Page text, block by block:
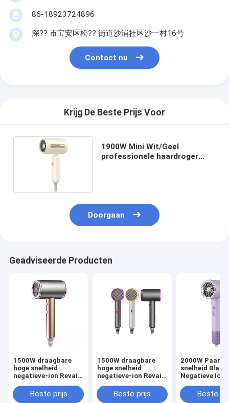
86-18923724896
深?? 市宝安区松?? 街道沙浦社区沙一村16号
Contact nu
Krijg De Beste Prijs Voor
1900W Mini Wit/Geel
professionele haardroger
Doorgaan
Geadviseerde Producten
1500W draagbare
hoge snelheid
negatieve-ion Revair
haardroger voor
thuis draadloos
Beste prijs
1500W draagbare
hoge snelheid
negatieve-ion Revair
haardroger voor
thuis draadloos
Beste prijs
2000W Paarse
snelheid
Negatieve Ion
Temperatuur
verstelbaar
Beste